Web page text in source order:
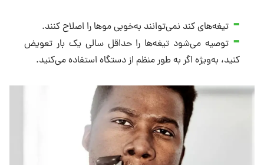
تیغه‌های کند نمی‌توانند به‌خوبی موها را اصلاح کنند.
توصیه می‌شود تیغه‌ها را حداقل سالی یک بار تعویض
کنید، به‌ویژه اگر به طور منظم از دستگاه استفاده می‌کنید.